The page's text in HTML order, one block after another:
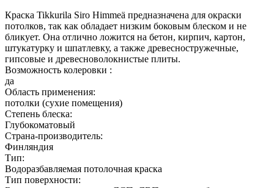
Краска Tikkurila Siro Himmeä предназначена для окраски
потолков, так как обладает низким боковым блеском и не
бликует. Она отлично ложится на бетон, кирпич, картон,
штукатурку и шпатлевку, а также древесностружечные,
гипсовые и древесноволокнистые плиты.
Возможность колеровки :
да
Область применения:
потолки (сухие помещения)
Степень блеска:
Глубокоматовый
Страна-производитель:
Финляндия
Тип:
Водоразбавляемая потолочная краска
Тип поверхности: